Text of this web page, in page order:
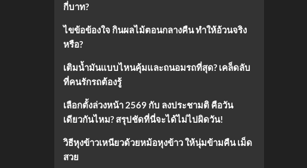
กี่บาท?
ไขข้อข้องใจ กินผลไม้ตอนกลางคืน ทำให้อ้วนจริง
หรือ?
เติมน้ำมันแบบไหนคุ้มและถนอมรถที่สุด? เคล็ดลับ
ที่คนรักรถต้องรู้
เลือกตั้งล่วงหน้า 2569 กับ ลงประชามติ คือวัน
เดียวกันไหม? สรุปชัดที่นี่จะได้ไม่ไปผิดวัน!
วิธีหุงข้าวเหนียวด้วยหม้อหุงข้าว ให้นุ่มข้ามคืน เม็ด
สวย